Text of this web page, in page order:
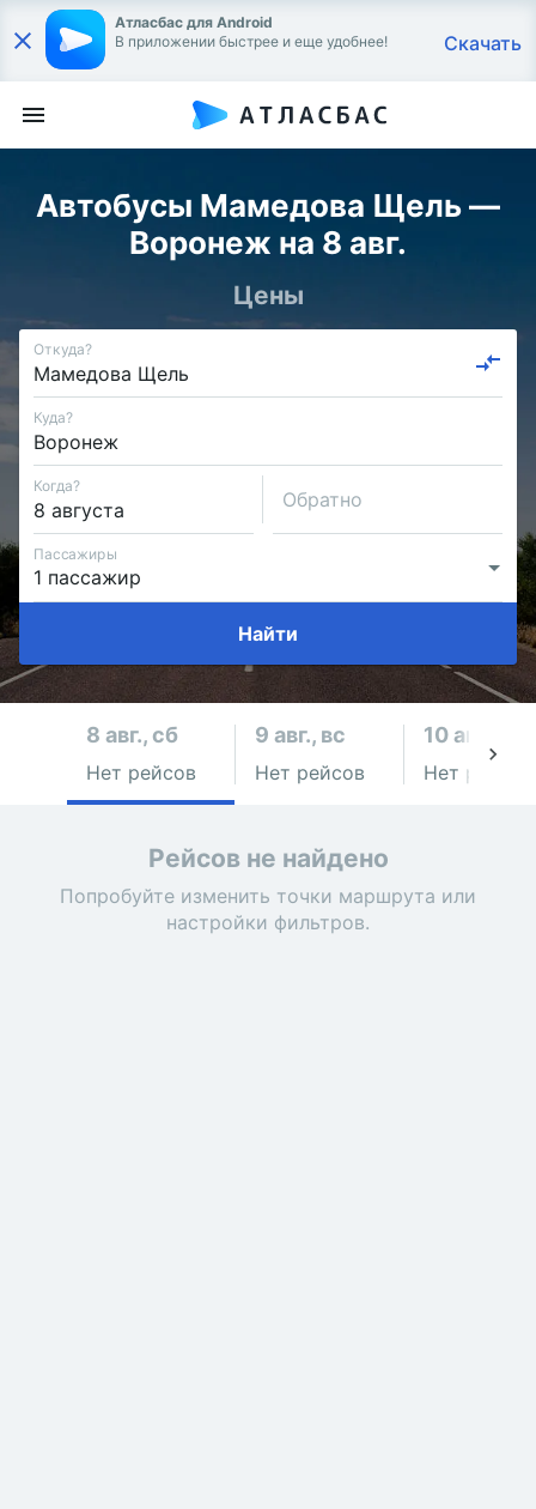
Атласбас для Android
В приложении быстрее и еще удобнее!
Скачать
Автобусы Мамедова Щель —
Воронеж на 8 авг.
Цены
Откуда?
Куда?
Когда?
Обратно
Пассажиры
Найти
8 авг., сб
Нет рейсов
9 авг., вс
Нет рейсов
10 авг., пн
Нет рейсов
Рейсов не найдено
Попробуйте изменить точки маршрута или
настройки фильтров.